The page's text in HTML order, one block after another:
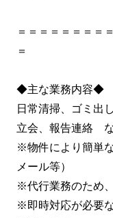
＝＝＝＝＝＝＝＝
＝
◆主な業務内容◆
日常清掃、ゴミ出
立会、報告連絡
※物件により簡単
メール等）
※代行業務のため
※即時対応が必要